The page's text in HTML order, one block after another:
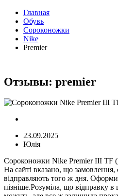
Главная
Обувь
Сороконожки
Nike
Premier
Отзывы: premier
23.09.2025
Юлія
Сороконожки Nike Premier III TF
На сайті вказано, що замовлення,
відправляють того ж дня.
пізніше.Розуміла, що відправку